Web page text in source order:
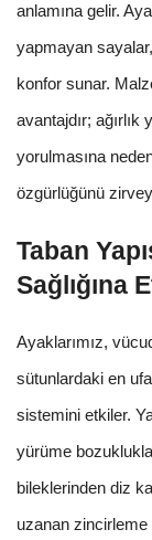
anlamına gelir.
yapmayan
konfor sunar.
avantajdır;
yorulmasına
özgürlüğünü
Taban
Sağlığına
Ayaklarımız,
sütunlardaki en
sistemini etkiler.
yürüme
bileklerinden diz
uzanan